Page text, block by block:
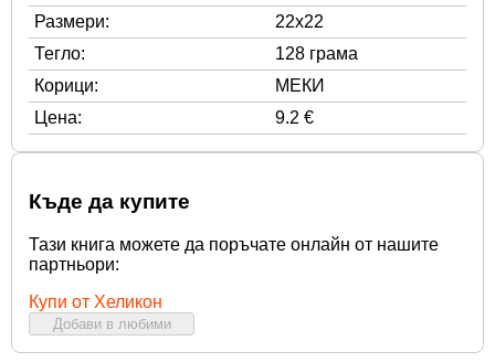
Размери:
22x22
Тегло:
128 грама
Корици:
МЕКИ
Цена:
9.2 €
Къде да купите
Тази книга можете да поръчате онлайн от нашите
партньори:
Купи от Хеликон
Добави в любими